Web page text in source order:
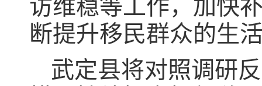
访维稳等工作，加快
断提升移民群众的生
武定县将对照调研